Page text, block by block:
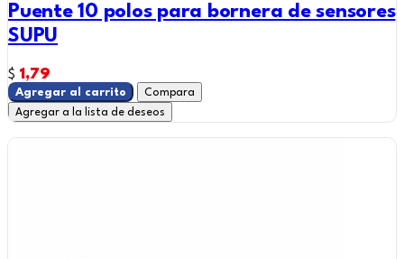
Puente 10 polos para bornera de sensores
SUPU
$ 1,79
Agregar al carrito
Compara
Agregar a la lista de deseos